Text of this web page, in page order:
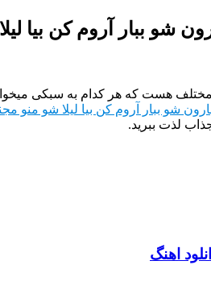
شو ببار آروم کن بیا
مختلف هست که هر کدام به سبکی
بارون شو ببار آروم کن بیا لیلا شو منو
لذت ببرید.
اهنگ